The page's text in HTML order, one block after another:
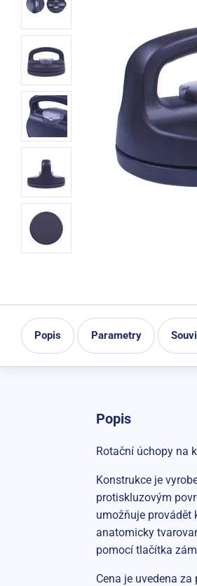
Popis Parametry
Popis
Rotační úchopy na
Konstrukce je
protiskluzovým
umožňuje provádět
anatomicky
pomocí tlačítka
Cena je uvedena za